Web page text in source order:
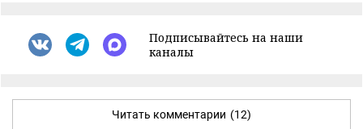
Подписывайтесь на наши
каналы
Читать комментарии (12)